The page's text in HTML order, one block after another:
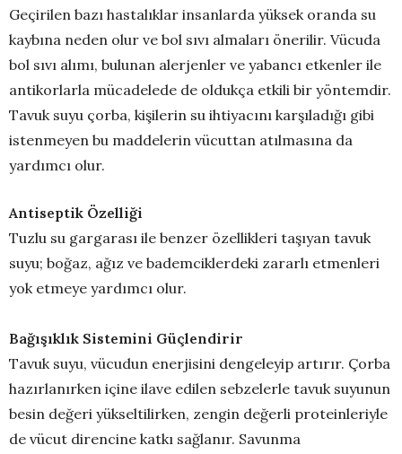
Geçirilen bazı hastalıklar insanlarda yüksek oranda su
kaybına neden olur ve bol sıvı almaları önerilir. Vücuda
bol sıvı alımı, bulunan alerjenler ve yabancı etkenler ile
antikorlarla mücadelede de oldukça etkili bir yöntemdir.
Tavuk suyu çorba, kişilerin su ihtiyacını karşıladığı gibi
istenmeyen bu maddelerin vücuttan atılmasına da
yardımcı olur.
Antiseptik Özelliği
Tuzlu su gargarası ile benzer özellikleri taşıyan tavuk
suyu; boğaz, ağız ve bademciklerdeki zararlı etmenleri
yok etmeye yardımcı olur.
Bağışıklık Sistemini Güçlendirir
Tavuk suyu, vücudun enerjisini dengeleyip artırır. Çorba
hazırlanırken içine ilave edilen sebzelerle tavuk suyunun
besin değeri yükseltilirken, zengin değerli proteinleriyle
de vücut direncine katkı sağlanır. Savunma